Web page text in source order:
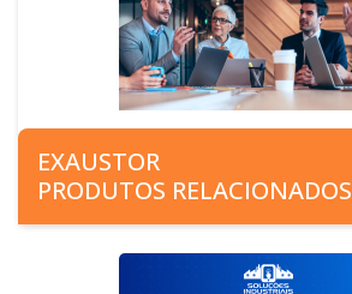
EXAUSTOR
PRODUTOS RELACIONADOS